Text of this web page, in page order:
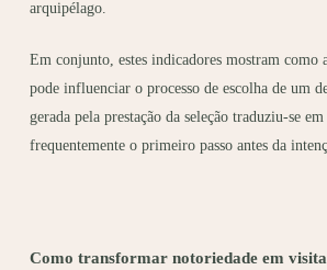
arquipélago.
Em conjunto, estes indicadores mostram como
pode influenciar o processo de escolha de um
gerada pela prestação da seleção traduziu-se
frequentemente o primeiro passo antes da
Como transformar notoriedade em